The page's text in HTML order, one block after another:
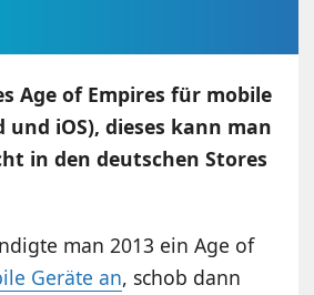
Age of Empires für mobile
und iOS), dieses kann man
in den deutschen Stores
man 2013 ein Age of
Geräte an, schob dann